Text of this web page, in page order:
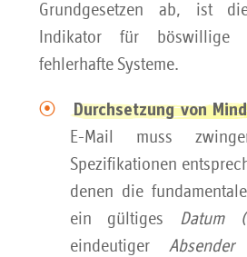
Grundgesetzen ab, ist
Indikator für böswillige
fehlerhafte Systeme.
Durchsetzung von
E-Mail muss
Spezifikationen
denen die
ein gültiges Datum
eindeutiger